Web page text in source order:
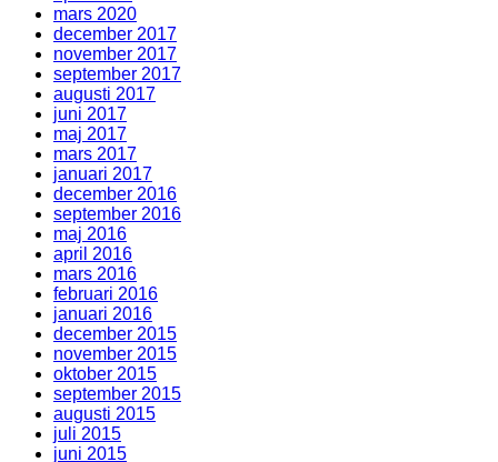
mars 2020
december 2017
november 2017
september 2017
augusti 2017
juni 2017
maj 2017
mars 2017
januari 2017
december 2016
september 2016
maj 2016
april 2016
mars 2016
februari 2016
januari 2016
december 2015
november 2015
oktober 2015
september 2015
augusti 2015
juli 2015
juni 2015